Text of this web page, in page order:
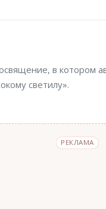
в котором
светилу».
РЕКЛАМА